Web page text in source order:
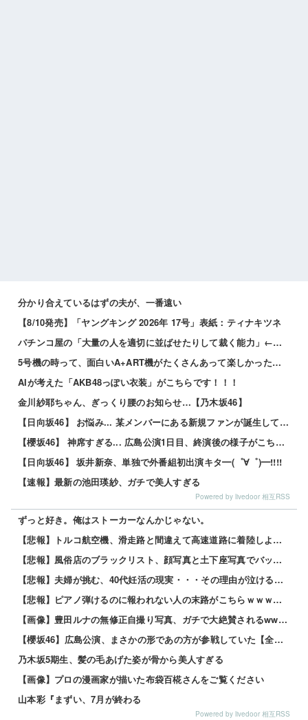
分かり合えているはずの夫が、一番遠い
【8/10発売】「ヤングキング 2026年 17号」表紙：ティナキツネ
パチンコ屋の「大量の人を適切に並ばせたりして裁く能力」←これガチで凄いよなｗｗｗ
5号機の時って、面白いA+ART機がたくさんあって楽しかったよなｗｗｗ
AIが考えた「AKB48っぽい衣装」がこちらです！！！
金川紗耶ちゃん、ぎっくり腰のお知らせ…【乃木坂46】
【日向坂46】 お悩み... 某メンバーにある新規ファンが誕生していた
【櫻坂46】 神席すぎる... 広島公演1日目、終演後の様子がこちら【全国ツアー2026 What’s lonesome?】
【日向坂46】 坂井新奈、単独で外番組初出演キタ━(゜∀゜)━!!!!
【速報】最新の池田瑛紗、ガチで美人すぎる
Powered by livedoor 相互RSS
ずっと好き。俺はストーカーなんかじゃない。
【悲報】トルコ航空機、滑走路と間違えて高速道路に着陸しようとして墜落www 他
【悲報】風俗店のブラックリスト、顔写真と土下座写真でバッチリ管理されてる件ｗｗｗｗ 他
【悲報】夫婦が挑む、40代妊活の現実・・・その理由が泣けるｗｗｗｗ 他
【悲報】ピアノ弾けるのに報われない人の末路がこちらｗｗｗｗｗ 他
【画像】豊田ルナの無修正自撮り写真、ガチで大絶賛されるwww 他
【櫻坂46】広島公演、まさかの形であの方が参戦していた【全国ツアー2026 What’s lonesome?】
乃木坂5期生、髪の毛あげた姿が骨から美人すぎる
【画像】プロの漫画家が描いた布袋百椛さんをご覧ください
山本彩『まずい、7月が終わる
Powered by livedoor 相互RSS